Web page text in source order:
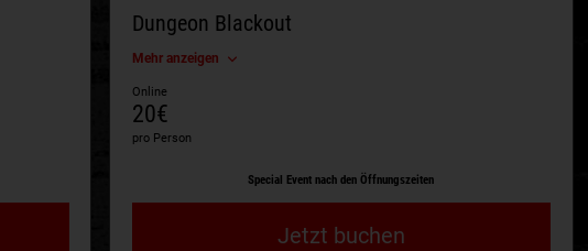
Dungeon Blackout
Mehr anzeigen
Online
20€
pro Person
Special Event nach den Öffnungszeiten
Jetzt buchen